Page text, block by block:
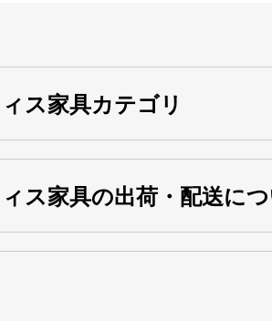
ス家具カテゴリ
ス家具の出荷・配送に